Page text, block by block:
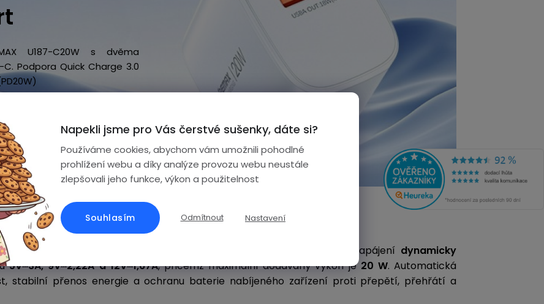
Napekli jsme pro Vás čerstvé sušenky, dáte si?
Používáme cookies, abychom vám umožnili pohodlné
prohlížení webu a díky analýze provozu webu neustále
zlepšovali jeho funkce, výkon a použitelnost
Nastavení
Odmítnout
Souhlasím
U187-C20W s dvěma
Podpora Quick Charge 3.0
Delivery 20 W připojené zařízení a v průběhu napájení dynamicky
5V⎓3A, 9V⎓2,22A a 12V⎓1,67A, přičemž maximální dodávaný výkon je20 W. Automatická
stabilní přenos energie a ochranu baterie nabíjeného zařízení proti přepětí, přehřátí a